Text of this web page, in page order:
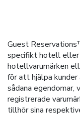
Guest
specifikt hotell eller
hotellvarumärken
för att hjälpa
sådana egendomar,
registrerade
tillhör sina